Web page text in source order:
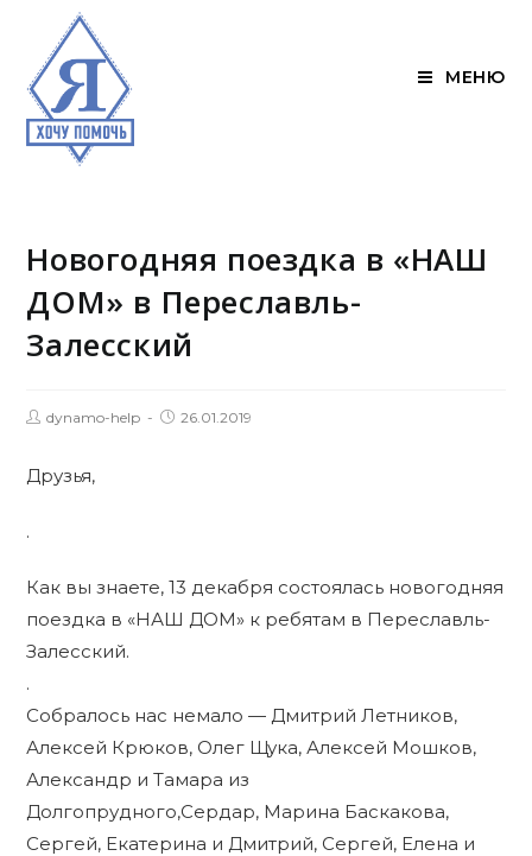
МЕНЮ
Новогодняя поездка в «НАШ
ДОМ» в Переславль-
Залесский
dynamo-help 26.01.2019
Друзья,
.
Как вы знаете, 13 декабря состоялась новогодняя
поездка в «НАШ ДОМ» к ребятам в Переславль-
Залесский.
.
Собралось нас немало — Дмитрий Летников,
Алексей Крюков, Олег Щука, Алексей Мошков,
Александр и Тамара из
Долгопрудного,Сердар, Марина Баскакова,
Сергей, Екатерина и Дмитрий, Сергей, Елена и